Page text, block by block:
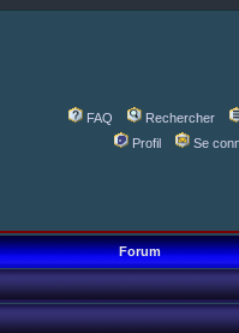
FAQ Rechercher
Profil
Se
Forum